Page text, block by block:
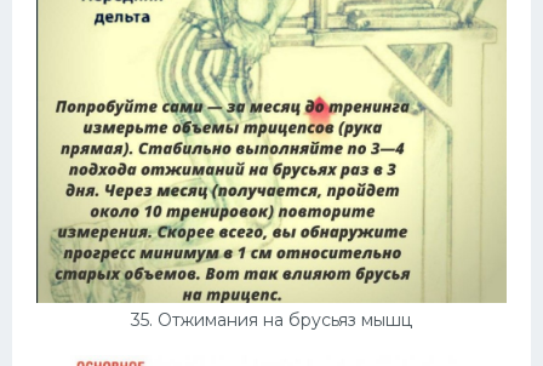
35. Отжимания на брусьяз мышц